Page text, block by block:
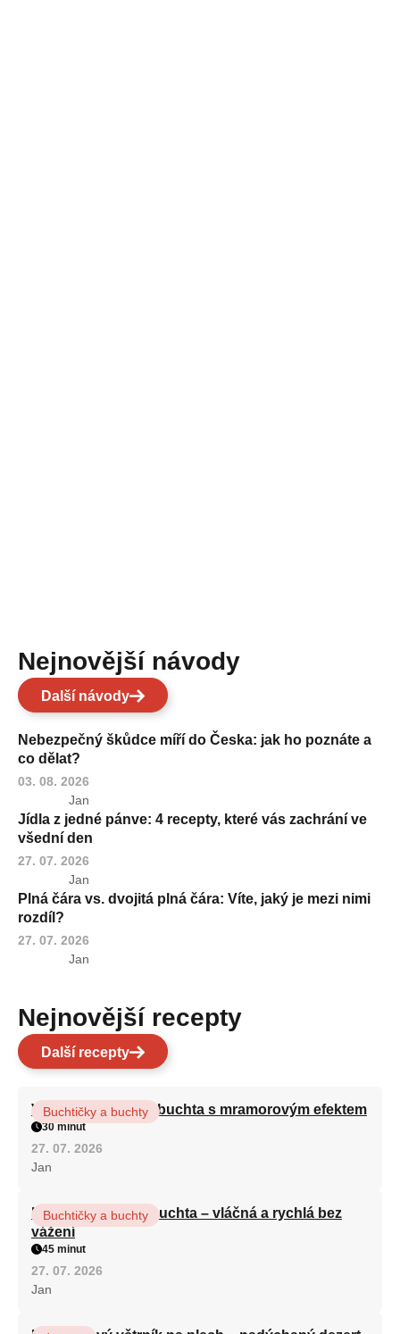
Nejnovější návody
Další návody
Nebezpečný škůdce míří do Česka: jak ho poznáte a
co dělat?
03. 08. 2026
Jan
Jídla z jedné pánve: 4 recepty, které vás zachrání ve
všední den
27. 07. 2026
Jan
Plná čára vs. dvojitá plná čára: Víte, jaký je mezi nimi
rozdíl?
27. 07. 2026
Jan
Nejnovější recepty
Další recepty
Vláčná olejová litá buchta s mramorovým efektem
Buchtičky a buchty
30 minut
27. 07. 2026
Jan
Hrnková maková buchta – vláčná a rychlá bez
vážení
Buchtičky a buchty
45 minut
27. 07. 2026
Jan